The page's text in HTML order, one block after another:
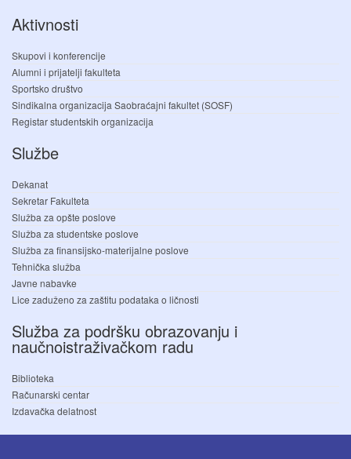
Aktivnosti
Skupovi i konferencije
Alumni i prijatelji fakulteta
Sportsko društvo
Sindikalna organizacija Saobraćajni fakultet (SOSF)
Registar studentskih organizacija
Službe
Dekanat
Sekretar Fakulteta
Služba za opšte poslove
Služba za studentske poslove
Služba za finansijsko-materijalne poslove
Tehnička služba
Javne nabavke
Lice zaduženo za zaštitu podataka o ličnosti
Služba za podršku obrazovanju i
naučnoistraživačkom radu
Biblioteka
Računarski centar
Izdavačka delatnost